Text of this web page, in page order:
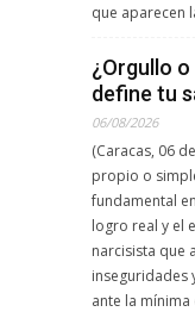
que aparecen
¿Orgullo o
define tu
06/08/2026
(Caracas, 06
propio o
fundamental
logro real y el
narcisista que
inseguridades
ante la